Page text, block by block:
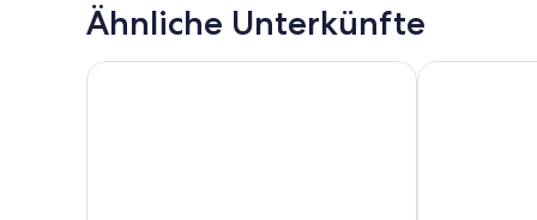
Ähnliche Unterkünfte
Newly remodeled Town Home 7 in 2022, 1200 Sq
Unbeatable